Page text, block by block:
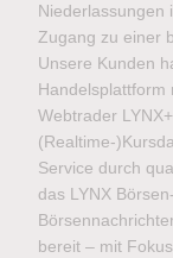
Niederlassungen
Zugang zu einer
Unsere Kunden
Handelsplattform
Webtrader
(Realtime-
Service durch
das LYNX
bereit – mit